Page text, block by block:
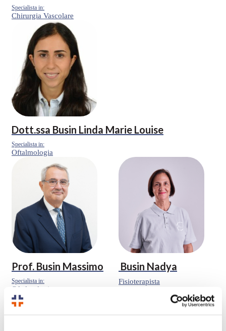
Specialista in:
Chirurgia Vascolare
Dott.ssa Busin Linda Marie Louise
Specialista in:
Oftalmologia
Prof. Busin Massimo
Specialista in:
Oftalmologia
Busin Nadya
Fisioterapista